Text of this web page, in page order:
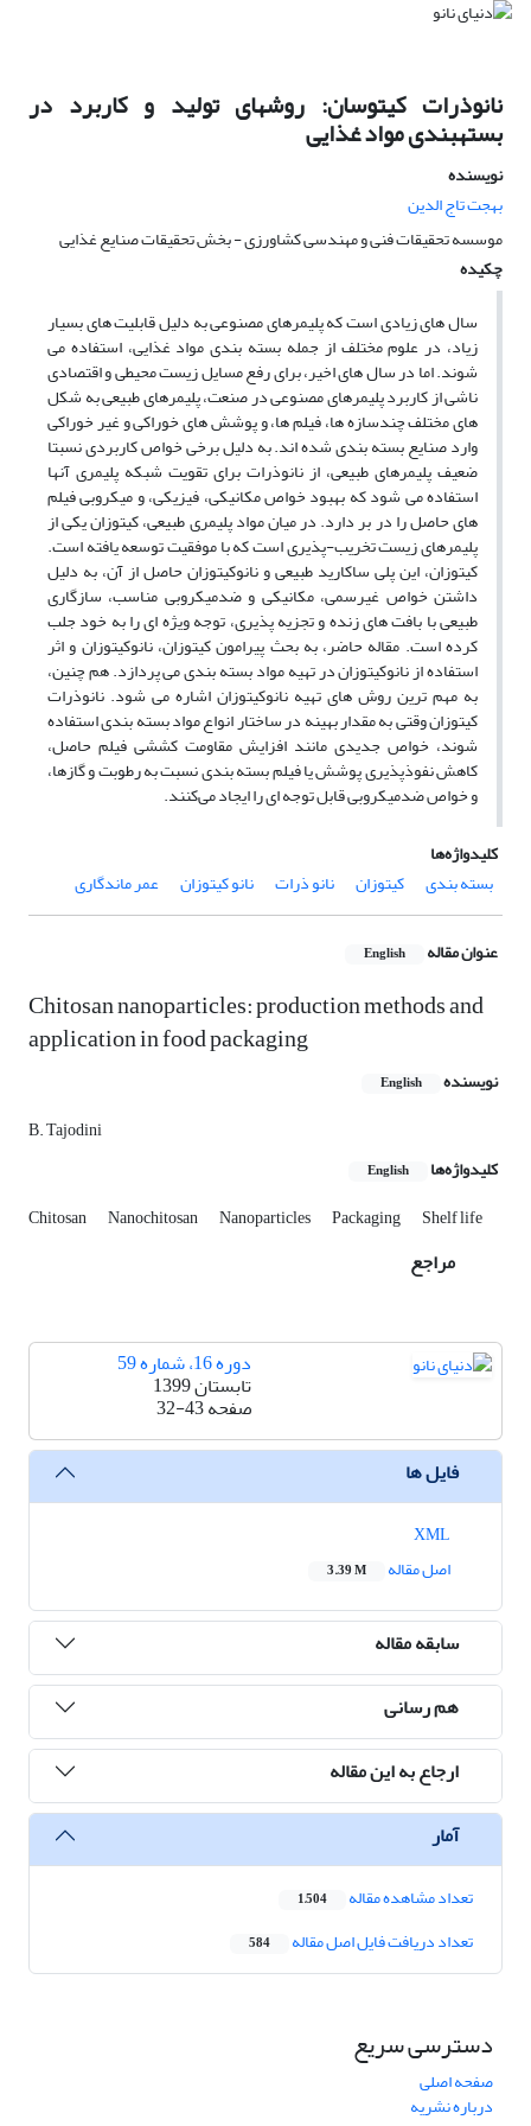
نانوذرات کیتوسان: روشهای تولید و کاربرد در
بستهبندی مواد غذایی
نویسنده
بهجت تاج الدین
موسسه تحقیقات فنی و مهندسی کشاورزی - بخش تحقیقات صنایع غذایی
چکیده
سال های زیادی است که پلیمرهای مصنوعی به دلیل قابلیت های بسیار
زیاد، در علوم مختلف از جمله بسته بندی مواد غذایی، استفاده می
شوند. اما در سال های اخیر، برای رفع مسایل زیست محیطی و اقتصادی
ناشی از کاربرد پلیمرهای مصنوعی در صنعت، پلیمرهای طبیعی به شکل
های مختلف چندسازه ها، فیلم ها، و پوشش های خوراکی و غیر خوراکی
وارد صنایع بسته بندی شده اند. به دلیل برخی خواص کاربردی نسبتا
ضعیف پلیمرهای طبیعی، از نانوذرات برای تقویت شبکه پلیمری آنها
استفاده می شود که بهبود خواص مکانیکی، فیزیکی، و میکروبی فیلم
های حاصل را در بر دارد. در میان مواد پلیمری طبیعی، کیتوزان یکی از
پلیمرهای زیست تخریب-پذیری است که با موفقیت توسعه یافته است.
کیتوزان، این پلی ساکارید طبیعی و نانوکیتوزان حاصل از آن، به دلیل
داشتن خواص غیرسمی، مکانیکی و ضدمیکروبی مناسب، سازگاری
طبیعی با بافت های زنده و تجزیه پذیری، توجه ویژه ای را به خود جلب
کرده است. مقاله حاضر، به بحث پیرامون کیتوزان، نانوکیتوزان و اثر
استفاده از نانوکیتوزان در تهیه مواد بسته بندی می پردازد. هم چنین،
به مهم ترین روش های تهیه نانوکیتوزان اشاره می شود. نانوذرات
کیتوزان وقتی به مقدار بهینه در ساختار انواع مواد بسته بندی استفاده
شوند، خواص جدیدی مانند افزایش مقاومت کششی فیلم حاصل،
کاهش نفوذپذیری پوشش یا فیلم بسته بندی نسبت به رطوبت و گازها،
و خواص ضدمیکروبی قابل توجه ای را ایجاد می‌کنند.
کلیدواژه‌ها
بسته بندی
کیتوزان نانو ذرات نانو کیتوزان عمر ماندگاری
عنوان مقاله English
Chitosan nanoparticles: production methods and
application in food packaging
نویسنده English
B. Tajodini
کلیدواژه‌ها
English
Chitosan Nanochitosan Nanoparticles Packaging Shelf life
مراجع
دوره 16، شماره 59
تابستان 1399
صفحه32-43
فایل ها
اصل مقاله
3.39 M
سابقه مقاله
هم رسانی
ارجاع به این مقاله
آمار
تعداد مشاهده مقاله 1,504
تعداد دریافت فایل اصل مقاله 584
دسترسی سریع
صفحه اصلی
درباره نشریه